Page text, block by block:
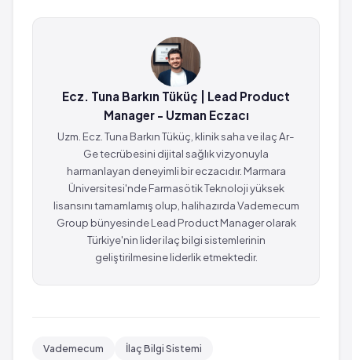
Ecz. Tuna Barkın Tüküç | Lead Product
Manager - Uzman Eczacı
Uzm. Ecz. Tuna Barkın Tüküç, klinik saha ve ilaç Ar-
Ge tecrübesini dijital sağlık vizyonuyla
harmanlayan deneyimli bir eczacıdır. Marmara
Üniversitesi'nde Farmasötik Teknoloji yüksek
lisansını tamamlamış olup, halihazırda Vademecum
Group bünyesinde Lead Product Manager olarak
Türkiye'nin lider ilaç bilgi sistemlerinin
geliştirilmesine liderlik etmektedir.
Vademecum
İlaç Bilgi Sistemi